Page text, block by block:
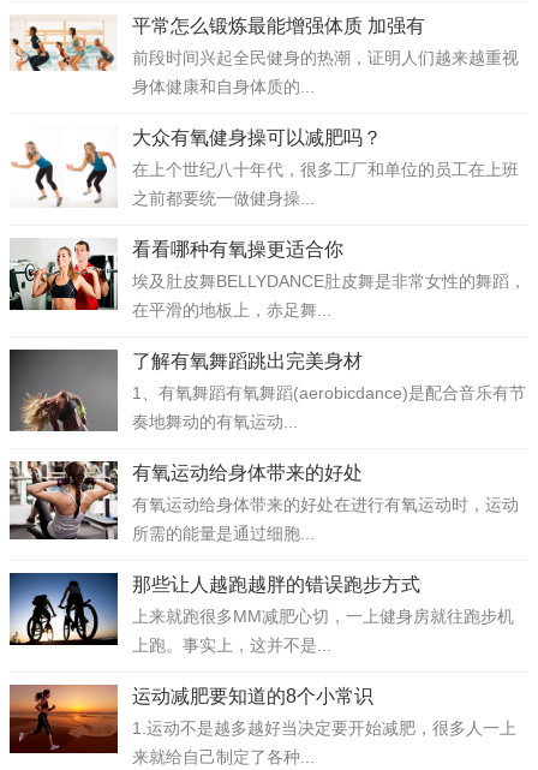
平常怎么锻炼最能增强体质 加强有
前段时间兴起全民健身的热潮，证明人们越来越重视
身体健康和自身体质的...
大众有氧健身操可以减肥吗？
在上个世纪八十年代，很多工厂和单位的员工在上班
之前都要统一做健身操...
看看哪种有氧操更适合你
埃及肚皮舞BELLYDANCE肚皮舞是非常女性的舞蹈，
在平滑的地板上，赤足舞...
了解有氧舞蹈跳出完美身材
1、有氧舞蹈有氧舞蹈(aerobicdance)是配合音乐有节
奏地舞动的有氧运动...
有氧运动给身体带来的好处
有氧运动给身体带来的好处在进行有氧运动时，运动
所需的能量是通过细胞...
那些让人越跑越胖的错误跑步方式
上来就跑很多MM减肥心切，一上健身房就往跑步机
上跑。事实上，这并不是...
运动减肥要知道的8个小常识
1.运动不是越多越好当决定要开始减肥，很多人一上
来就给自己制定了各种...